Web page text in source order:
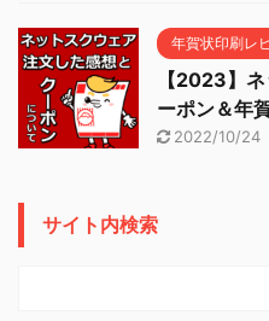
年賀状印刷レ
【2023】
ーポン＆年
2022/10/24
サイト内検索